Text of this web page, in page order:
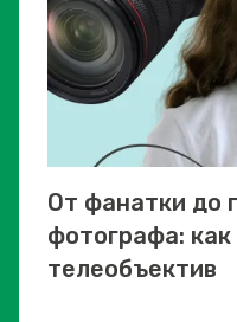
От фанатки до
фотографа:
телеобъектив